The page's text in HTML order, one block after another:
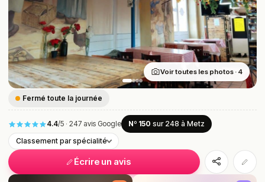
Fermé toute la journée
4.4/5 · 247 avis Google Nº 150 sur 248 à Metz
Classement par spécialité
Écrire un avis
Voir toutes les photos · 4